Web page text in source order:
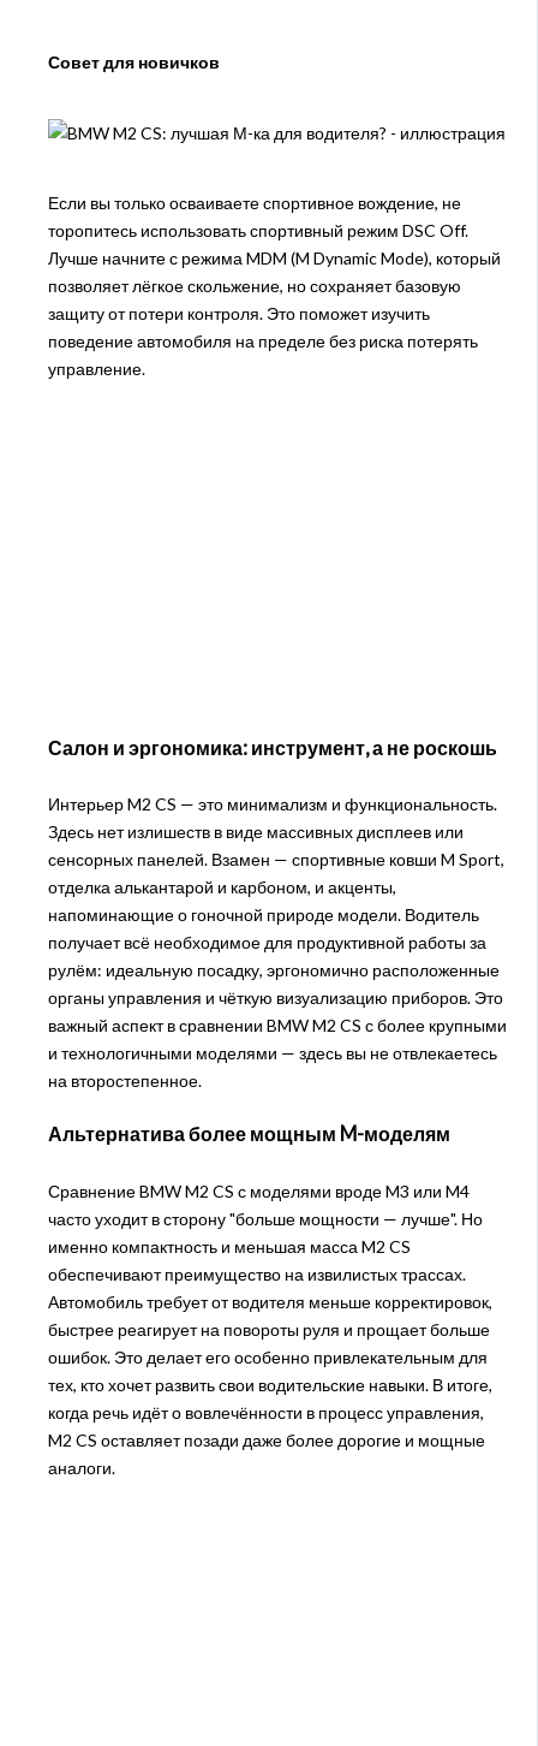
Совет для новичков
Если вы только осваиваете спортивное вождение, не
торопитесь использовать спортивный режим DSC Off.
Лучше начните с режима MDM (M Dynamic Mode), который
позволяет лёгкое скольжение, но сохраняет базовую
защиту от потери контроля. Это поможет изучить
поведение автомобиля на пределе без риска потерять
управление.
Салон и эргономика: инструмент, а не роскошь
Интерьер M2 CS — это минимализм и функциональность.
Здесь нет излишеств в виде массивных дисплеев или
сенсорных панелей. Взамен — спортивные ковши M Sport,
отделка алькантарой и карбоном, и акценты,
напоминающие о гоночной природе модели. Водитель
получает всё необходимое для продуктивной работы за
рулём: идеальную посадку, эргономично расположенные
органы управления и чёткую визуализацию приборов. Это
важный аспект в сравнении BMW M2 CS с более крупными
и технологичными моделями — здесь вы не отвлекаетесь
на второстепенное.
Альтернатива более мощным M-моделям
Сравнение BMW M2 CS с моделями вроде M3 или M4
часто уходит в сторону "больше мощности — лучше". Но
именно компактность и меньшая масса M2 CS
обеспечивают преимущество на извилистых трассах.
Автомобиль требует от водителя меньше корректировок,
быстрее реагирует на повороты руля и прощает больше
ошибок. Это делает его особенно привлекательным для
тех, кто хочет развить свои водительские навыки. В итоге,
когда речь идёт о вовлечённости в процесс управления,
M2 CS оставляет позади даже более дорогие и мощные
аналоги.